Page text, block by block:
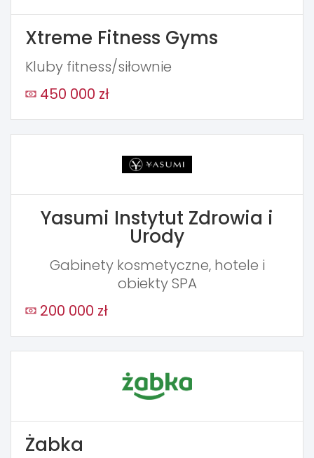
Xtreme Fitness Gyms
Kluby fitness/siłownie
450 000 zł
Yasumi Instytut Zdrowia i
Urody
Gabinety kosmetyczne, hotele i
obiekty SPA
200 000 zł
Żabka